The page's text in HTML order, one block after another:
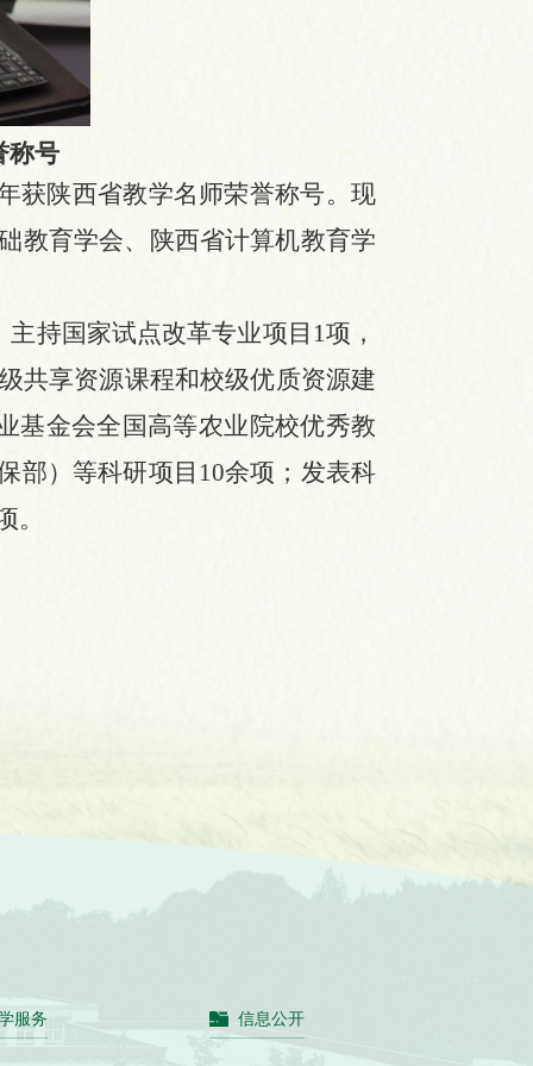
称号
获陕西省教学名师荣誉称号。现
教育学会、陕西省计算机教育学
主持国家试点改革专业项目 1项，
共享资源课程和校级优质资源建
基金会全国高等农业院校优秀教
部）等科研项目10余项；发表科
。
服务 信息公开